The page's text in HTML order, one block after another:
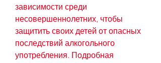
зависимости среди
несовершеннолетних, чтобы
защитить своих детей от опасных
последствий алкогольного
употребления. Подробная